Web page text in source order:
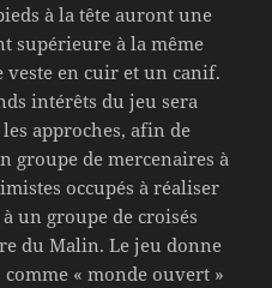
à la tête auront une
supérieure à la même
veste en cuir et un canif.
intérêts du jeu sera
approches, afin de
groupe de mercenaires à
occupés à réaliser
un groupe de croisés
du Malin. Le jeu donne
« monde ouvert »